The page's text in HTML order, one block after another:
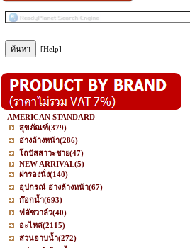
[Help]
AMERICAN STANDARD
สุขภัณฑ์(379)
อ่างล้างหน้า(286)
โถปัสสาวะชาย(47)
NEW ARRIVAL(5)
ฝารองนั่ง(140)
อุปกรณ์-อ่างล้างหน้า(67)
ก๊อกน้ำ(693)
ฟลัชวาล์ว(40)
อะไหล่(2115)
ส่วนอาบน้ำ(272)